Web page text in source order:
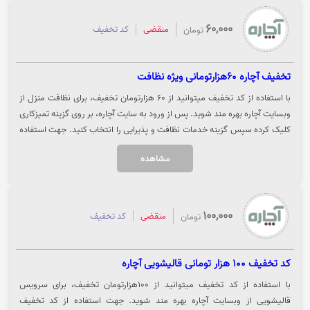
60,000 تومان منقضی کد تخفیف
تخفیف آچاره 60هزارتومانی ویژه نظافت
با استفاده از کد تخفیف میتوانید از 60 هزارتومان تخفیف، برای نظافت منزل از
وبسایت آچاره بهره مند شوید. پس از ورود به سایت آچاره، بر روی گزینه تمیزکاری
کلیک کرده سپس گزینه خدمات نظافت و پذیرایی را انتخاب کنید. جهت استفاده
از تخفیف میبایست کد را کپی کرده و بر روی گزینه "خرید کنید" کلیک نمایید.
مشاهده
100,000 تومان منقضی کد تخفیف
کد تخفیف 100 هزار تومانی قالیشویی آچاره
با استفاده از کد تخفیف میتوانید از 100هزارتومان تخفیف، برای سرویس
قالیشویی از وبسایت آچاره بهره مند شوید. جهت استفاده از کد تخفیف